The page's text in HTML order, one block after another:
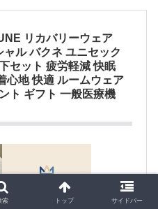
リカバリーウェア
ル バクネ ユニセック
セット 疲労軽減 快眠
心地 快適 ルームウェア
ト ギフト 一般医療機
索 トップ サイドバー